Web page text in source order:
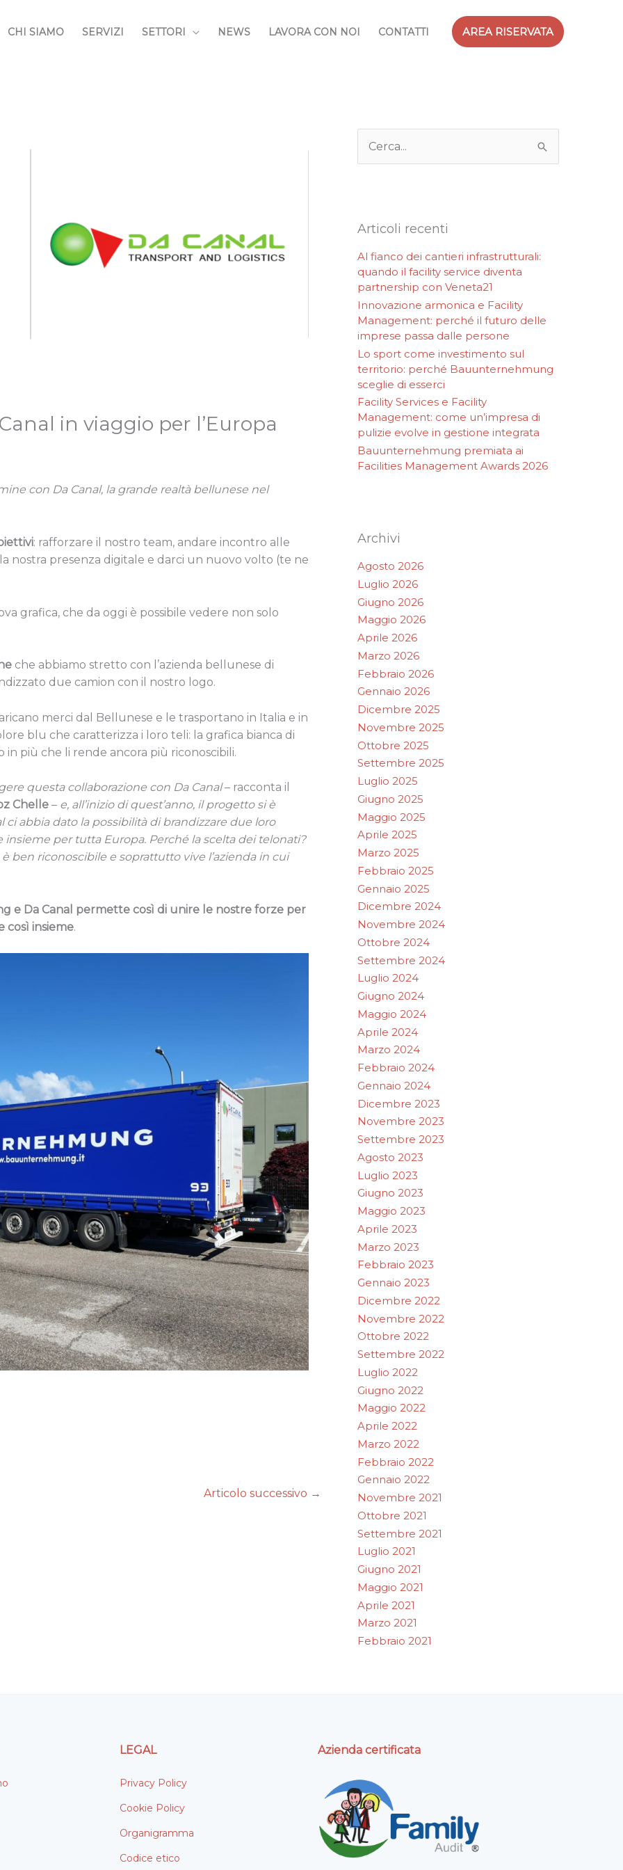
CHI SIAMO SERVIZI SETTORI NEWS LAVORA CON NOI CONTATTI AREA RISERVATA
in viaggio per l’Europa
con Da Canal, la grande realtà bellunese nel
: rafforzare il nostro team, andare incontro alle
nostra presenza digitale e darci un nuovo volto (te ne
grafica, che da oggi è possibile vedere non solo
che abbiamo stretto con l’azienda bellunese di
due camion con il nostro logo.
merci dal Bellunese e le trasportano in Italia e in
blu che caratterizza i loro teli: la grafica bianca di
più che li rende ancora più riconoscibili.
questa collaborazione con Da Canal– racconta il
Chelle – e, all’inizio di quest’anno, il progetto si è
ci abbia dato la possibilità di brandizzare due loro
insieme per tutta Europa. Perché la scelta dei telonati?
ben riconoscibile e soprattutto vive l’azienda in cui
e Da Canal permette così di unire le nostre forze per
così insieme.
Articolo successivo →
e
Articoli recenti
Al fianco dei cantieri infrastrutturali:
quando il facility service diventa
partnership con Veneta21
Innovazione armonica e Facility
Management: perché il futuro delle
imprese passa dalle persone
Lo sport come investimento sul
territorio: perché Bauunternehmung
sceglie di esserci
Facility Services e Facility
Management: come un’impresa di
pulizie evolve in gestione integrata
Bauunternehmung premiata ai
Facilities Management Awards 2026
Archivi
Agosto 2026
Luglio 2026
Giugno 2026
Maggio 2026
Aprile 2026
Marzo 2026
Febbraio 2026
Gennaio 2026
Dicembre 2025
Novembre 2025
Ottobre 2025
Settembre 2025
Luglio 2025
Giugno 2025
Maggio 2025
Aprile 2025
Marzo 2025
Febbraio 2025
Gennaio 2025
Dicembre 2024
Novembre 2024
Ottobre 2024
Settembre 2024
Luglio 2024
Giugno 2024
Maggio 2024
Aprile 2024
Marzo 2024
Febbraio 2024
Gennaio 2024
Dicembre 2023
Novembre 2023
Settembre 2023
Agosto 2023
Luglio 2023
Giugno 2023
Maggio 2023
Aprile 2023
Marzo 2023
Febbraio 2023
Gennaio 2023
Dicembre 2022
Novembre 2022
Ottobre 2022
Settembre 2022
Luglio 2022
Giugno 2022
Maggio 2022
Aprile 2022
Marzo 2022
Febbraio 2022
Gennaio 2022
Novembre 2021
Ottobre 2021
Settembre 2021
Luglio 2021
Giugno 2021
Maggio 2021
Aprile 2021
Marzo 2021
Febbraio 2021
LEGAL
Privacy Policy
Cookie Policy
Organigramma
Codice etico
Azienda certificata